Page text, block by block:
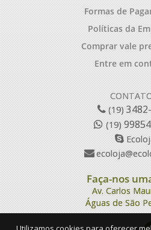
Formas de
Políticas da
Comprar vale
Entre em
(19)
(19)
Faça-nos
Av. Carlos
Águas de São